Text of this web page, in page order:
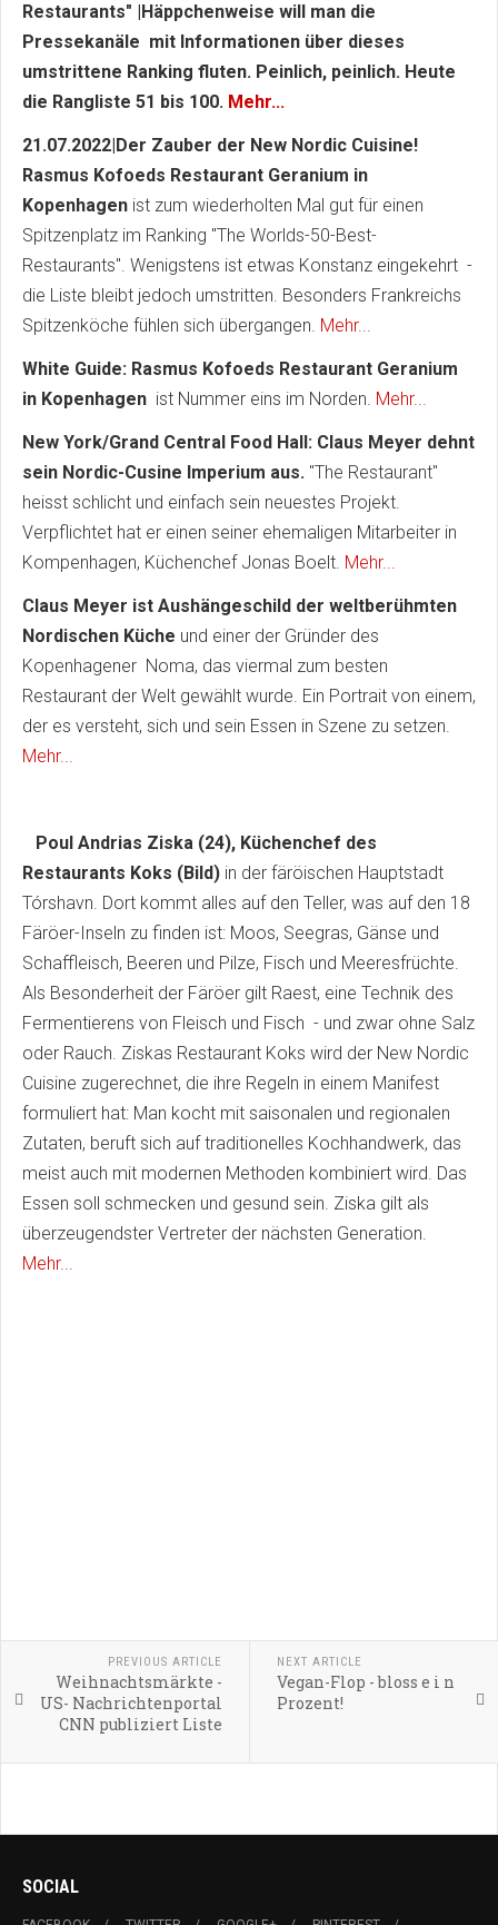
Restaurants" |Häppchenweise will man die
Pressekanäle mit Informationen über dieses
umstrittene Ranking fluten. Peinlich, peinlich. Heute
die Rangliste 51 bis 100. Mehr...
21.07.2022|Der Zauber der New Nordic Cuisine!
Rasmus Kofoeds Restaurant Geranium in
Kopenhagen ist zum wiederholten Mal gut für einen
Spitzenplatz im Ranking "The Worlds-50-Best-
Restaurants". Wenigstens ist etwas Konstanz eingekehrt -
die Liste bleibt jedoch umstritten. Besonders Frankreichs
Spitzenköche fühlen sich übergangen. Mehr...
White Guide: Rasmus Kofoeds Restaurant Geranium
in Kopenhagen ist Nummer eins im Norden. Mehr...
New York/Grand Central Food Hall: Claus Meyer dehnt
sein Nordic-Cusine Imperium aus. "The Restaurant"
heisst schlicht und einfach sein neuestes Projekt.
Verpflichtet hat er einen seiner ehemaligen Mitarbeiter in
Kompenhagen, Küchenchef Jonas Boelt. Mehr...
Claus Meyer ist Aushängeschild der weltberühmten
Nordischen Küche und einer der Gründer des
Kopenhagener Noma, das viermal zum besten
Restaurant der Welt gewählt wurde. Ein Portrait von einem,
der es versteht, sich und sein Essen in Szene zu setzen.
Mehr...
Poul Andrias Ziska (24), Küchenchef des
Restaurants Koks (Bild) in der färöischen Hauptstadt
Tórshavn. Dort kommt alles auf den Teller, was auf den 18
Färöer-Inseln zu finden ist: Moos, Seegras, Gänse und
Schaffleisch, Beeren und Pilze, Fisch und Meeresfrüchte.
Als Besonderheit der Färöer gilt Raest, eine Technik des
Fermentierens von Fleisch und Fisch - und zwar ohne Salz
oder Rauch. Ziskas Restaurant Koks wird der New Nordic
Cuisine zugerechnet, die ihre Regeln in einem Manifest
formuliert hat: Man kocht mit saisonalen und regionalen
Zutaten, beruft sich auf traditionelles Kochhandwerk, das
meist auch mit modernen Methoden kombiniert wird. Das
Essen soll schmecken und gesund sein. Ziska gilt als
überzeugendster Vertreter der nächsten Generation.
Mehr...
PREVIOUS ARTICLE
Weihnachtsmärkte -
US- Nachrichtenportal
CNN publiziert Liste
NEXT ARTICLE
Vegan-Flop - bloss e i n
Prozent!
SOCIAL